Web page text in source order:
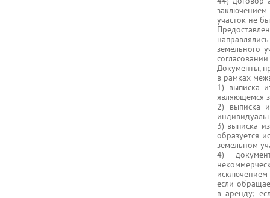
участок не
земельного
Документы,
в рамках
1) выписка
являющемся
2) выписка
3) выписка
образуется
земельном
4)
исключением
если
в аренду;